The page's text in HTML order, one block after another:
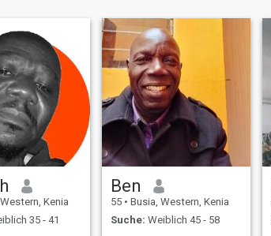
Kenia
35 - 41
Ben
55 • Busia, Western, Kenia
Suche: Weiblich 45 - 58